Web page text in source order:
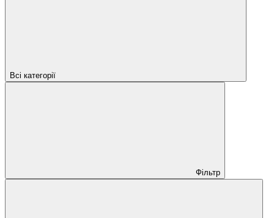
Всі категорії
Фільтр